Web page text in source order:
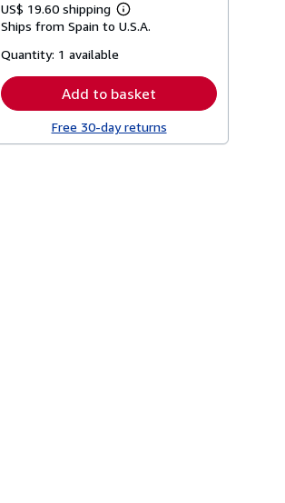
US$ 19.60 shipping
Learn
more
Ships from Spain to U.S.A.
Quantity: 1 available
Add to basket
Free 30-day returns